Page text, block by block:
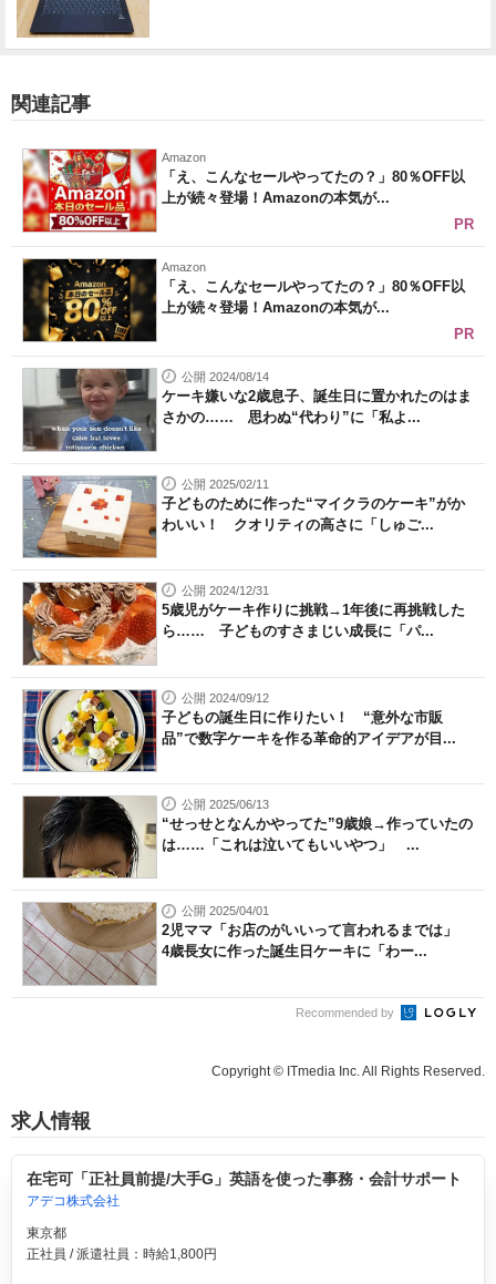
関連記事
Amazon
「え、こんなセールやってたの？」80％OFF以
上が続々登場！Amazonの本気が...
PR
Amazon
「え、こんなセールやってたの？」80％OFF以
上が続々登場！Amazonの本気が...
PR
公開 2024/08/14
ケーキ嫌いな2歳息子、誕生日に置かれたのはま
さかの…… 思わぬ“代わり”に「私よ...
公開 2025/02/11
子どものために作った“マイクラのケーキ”がか
わいい！ クオリティの高さに「しゅご...
公開 2024/12/31
5歳児がケーキ作りに挑戦→1年後に再挑戦した
ら…… 子どものすさまじい成長に「パ...
公開 2024/09/12
子どもの誕生日に作りたい！ “意外な市販
品”で数字ケーキを作る革命的アイデアが目...
公開 2025/06/13
“せっせとなんかやってた”9歳娘→作っていたの
は……「これは泣いてもいいやつ」 ...
公開 2025/04/01
2児ママ「お店のがいいって言われるまでは」
4歳長女に作った誕生日ケーキに「わー...
Recommended by
Copyright © ITmedia Inc. All Rights Reserved.
求人情報
在宅可「正社員前提/大手G」英語を使った事務・会計サポート
アデコ株式会社
東京都
正社員 / 派遣社員：時給1,800円